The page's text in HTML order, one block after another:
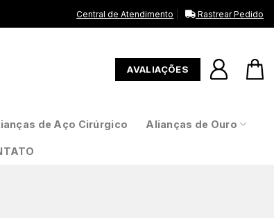
Central de Atendimento Rastrear Pedido
AVALIAÇÕES
de Aço Cirúrgico Alianças de Ouro